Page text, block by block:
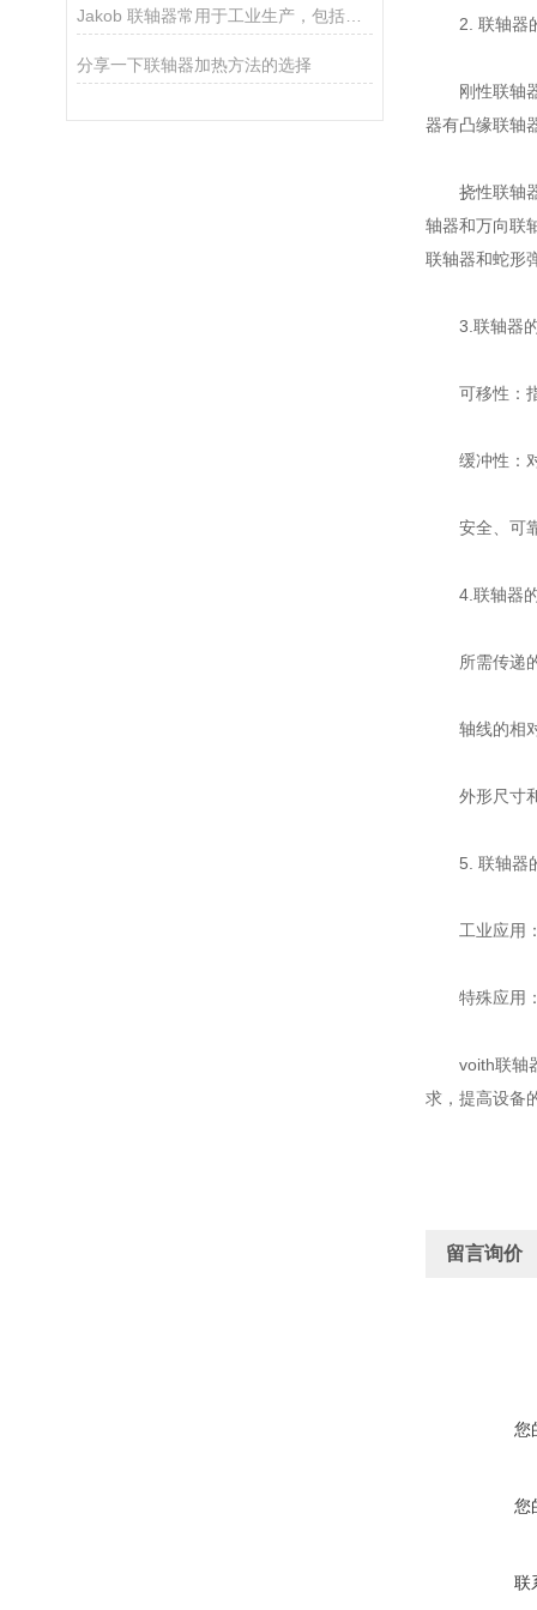
Jakob 联轴器常用于工业生产，包括工厂自动化和机械制造等领域
分享一下联轴器加热方法的选择
2. 联轴器
刚性联轴器
器有凸缘联轴
挠性联轴器
轴器和万向联
联轴器和蛇形
3.联轴器的
可移性：指
缓冲性：对
安全、可靠
4.联轴器的
所需传递的
轴线的相对
外形尺寸和
5. 联轴器
工业应用：
特殊应用：
voith联轴器
求，提高设备
留言询价
您
您
联